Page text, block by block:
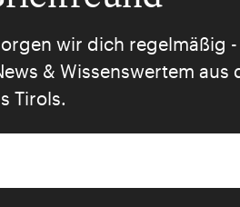
wir dich regelmäßig
& Wissenswertem aus
Tirols.